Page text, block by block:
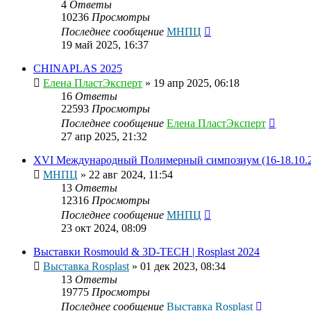
4 Ответы
10236 Просмотры
Последнее сообщение МНПЦ
19 май 2025, 16:37
CHINAPLAS 2025
Елена ПластЭксперт » 19 апр 2025, 06:18
16 Ответы
22593 Просмотры
Последнее сообщение Елена ПластЭксперт
27 апр 2025, 21:32
XVI Международный Полимерный симпозиум (16-
МНПЦ » 22 авг 2024, 11:54
13 Ответы
12316 Просмотры
Последнее сообщение МНПЦ
23 окт 2024, 08:09
Выставки Rosmould & 3D-TECH | Rosplast 2024
Выставка Rosplast» 01 дек 2023, 08:34
13 Ответы
19775 Просмотры
Последнее сообщение Выставка Rosplast